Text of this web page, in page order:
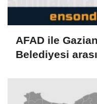
AFAD ile
Belediyesi